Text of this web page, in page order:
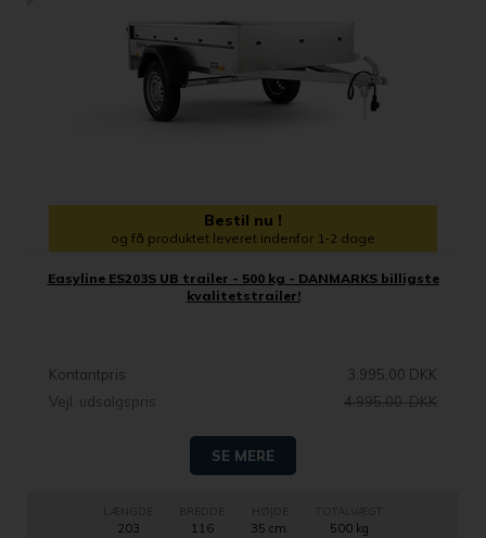
Bestil nu !
og få produktet leveret indenfor 1-2 dage
Easyline ES203S UB trailer - 500 kg - DANMARKS billigste
kvalitetstrailer!
Kontantpris
3.995,00 DKK
Vejl. udsalgspris
4.995,00 DKK
SE MERE
203 116
HØJDE
35 cm.
TOTALVÆGT
500 kg